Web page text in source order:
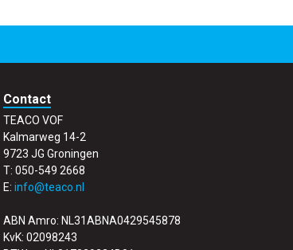
Contact
TEACO VOF
Kalmarweg 14-2
9723 JG Groningen
T: 050-549 2668
E: info@teaco.nl
ABN Amro: NL31ABNA0429545878
KvK: 02098243